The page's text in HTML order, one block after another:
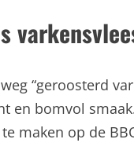
“geroosterd
en bomvol
maken op de